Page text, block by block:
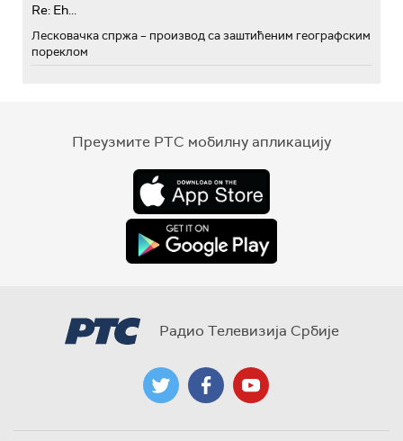
Re: Eh...
Лесковачка спржа – производ са заштићеним географским
пореклом
Преузмите РТС мобилну апликацију
Радио Телевизија Србије